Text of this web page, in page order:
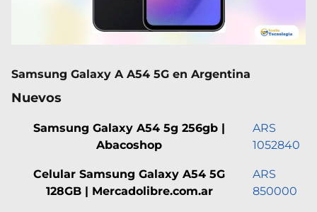
Samsung Galaxy A A54 5G en Argentina
Nuevos
Samsung Galaxy A54 5g 256gb |
Abacoshop
ARS
1052840
Celular Samsung Galaxy A54 5G
128GB | Mercadolibre.com.ar
ARS
850000